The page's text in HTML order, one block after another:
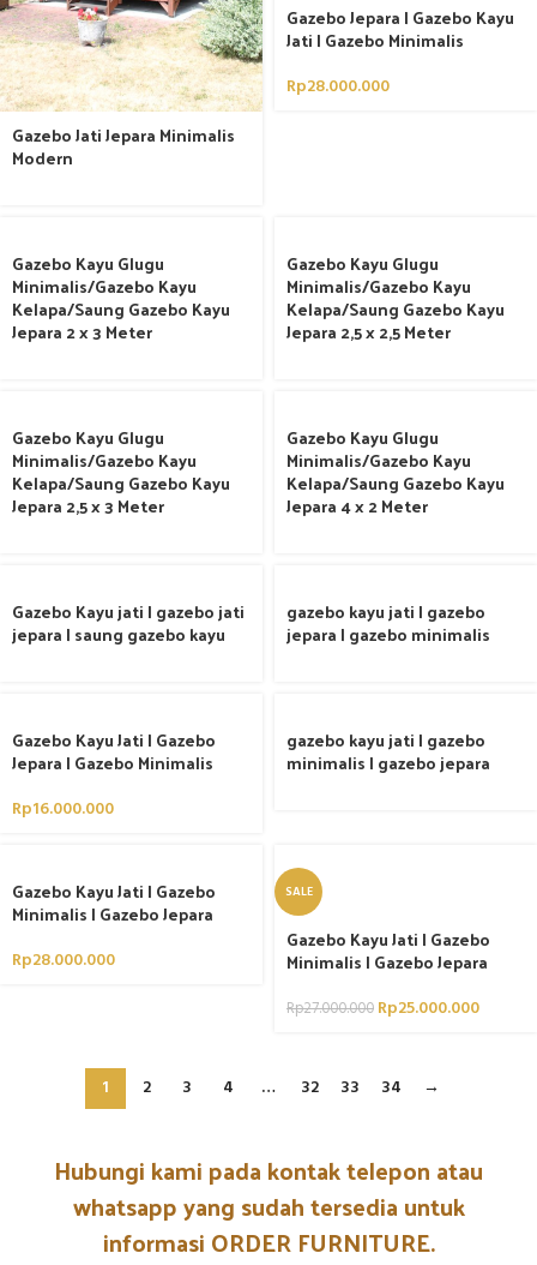
Gazebo Jati Jepara Minimalis
Modern
Gazebo Jepara | Gazebo Kayu
Jati | Gazebo Minimalis
Rp28.000.000
Gazebo Kayu Glugu
Minimalis/Gazebo Kayu
Kelapa/Saung Gazebo Kayu
Jepara 2 x 3 Meter
Gazebo Kayu Glugu
Minimalis/Gazebo Kayu
Kelapa/Saung Gazebo Kayu
Jepara 2,5 x 2,5 Meter
Gazebo Kayu Glugu
Minimalis/Gazebo Kayu
Kelapa/Saung Gazebo Kayu
Jepara 2,5 x 3 Meter
Gazebo Kayu Glugu
Minimalis/Gazebo Kayu
Kelapa/Saung Gazebo Kayu
Jepara 4 x 2 Meter
Gazebo Kayu jati | gazebo jati
jepara | saung gazebo kayu
gazebo kayu jati | gazebo
jepara | gazebo minimalis
Gazebo Kayu Jati | Gazebo
Jepara | Gazebo Minimalis
Rp16.000.000
gazebo kayu jati | gazebo
minimalis | gazebo jepara
Gazebo Kayu Jati | Gazebo
Minimalis | Gazebo Jepara
Rp28.000.000
SALE
Gazebo Kayu Jati | Gazebo
Minimalis | Gazebo Jepara
Rp27.000.000 Rp25.000.000
1 2 3 4 … 32 33 34 →
Hubungi kami pada kontak telepon atau
whatsapp yang sudah tersedia untuk
informasi ORDER FURNITURE.